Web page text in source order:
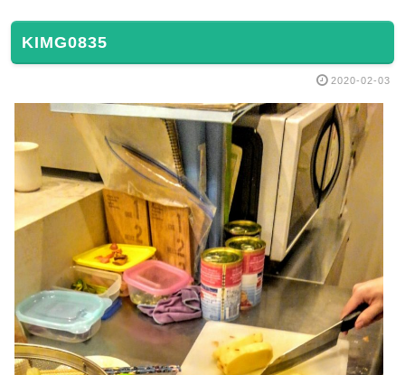
KIMG0835
2020-02-03